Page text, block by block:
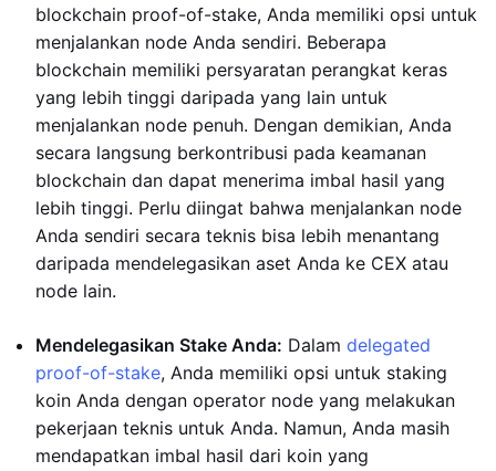
blockchain proof-of-stake, Anda memiliki opsi untuk
menjalankan node Anda sendiri. Beberapa
blockchain memiliki persyaratan perangkat keras
yang lebih tinggi daripada yang lain untuk
menjalankan node penuh. Dengan demikian, Anda
secara langsung berkontribusi pada keamanan
blockchain dan dapat menerima imbal hasil yang
lebih tinggi. Perlu diingat bahwa menjalankan node
Anda sendiri secara teknis bisa lebih menantang
daripada mendelegasikan aset Anda ke CEX atau
node lain.
Mendelegasikan Stake Anda: Dalam delegated
proof-of-stake, Anda memiliki opsi untuk staking
koin Anda dengan operator node yang melakukan
pekerjaan teknis untuk Anda. Namun, Anda masih
mendapatkan imbal hasil dari koin yang